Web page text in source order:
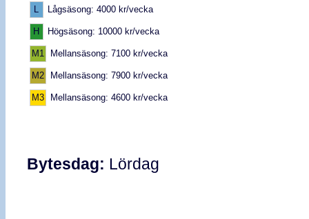
L Lågsäsong: 4000 kr/vecka
H Högsäsong: 10000 kr/vecka
M1 Mellansäsong: 7100 kr/vecka
M2 Mellansäsong: 7900 kr/vecka
M3 Mellansäsong: 4600 kr/vecka
Bytesdag: Lördag